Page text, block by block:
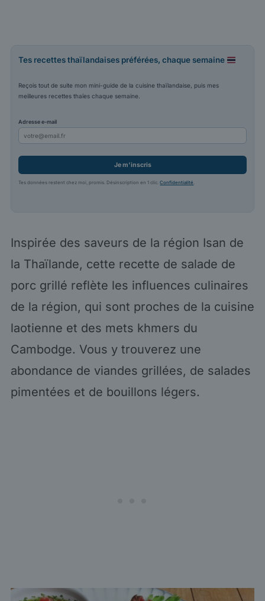
Tes recettes thaïlandaises préférées, chaque semaine
Reçois tout de suite mon mini-guide de la cuisine thaïlandaise, puis mes
meilleures recettes thaïes chaque semaine.
Adresse e-mail
Je m'inscris
Tes données restent chez moi, promis. Désinscription en 1 clic.Confidentialité .
Inspirée des saveurs de la région Isan de
la Thaïlande, cette recette de salade de
porc grillé reflète les influences culinaires
de la région, qui sont proches de la cuisine
laotienne et des mets khmers du
Cambodge. Vous y trouverez une
abondance de viandes grillées, de salades
pimentées et de bouillons légers.